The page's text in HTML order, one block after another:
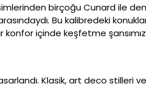
birçoğu Cunard ile
Bu kalibredeki
içinde keşfetme
Klasik, art deco stilleri ve